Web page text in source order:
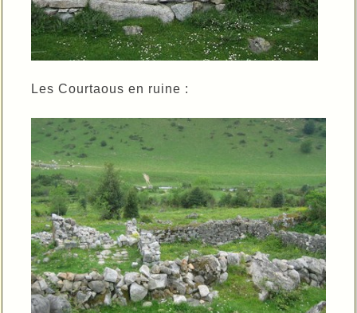
Les Courtaous en ruine :